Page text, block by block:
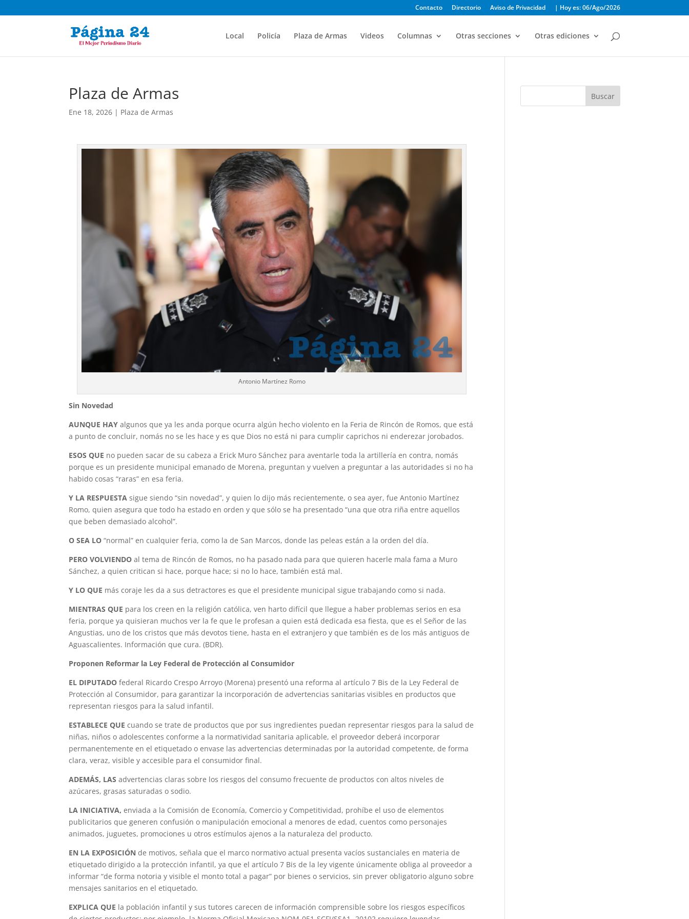
Contacto Directorio Aviso de Privacidad | Hoy es: 06/Ago/2026
Local Policía Plaza de Armas Videos Columnas Otras secciones Otras ediciones
Plaza de Armas
Ene 18, 2026 | Plaza de Armas
Antonio Martínez Romo
Sin Novedad
AUNQUE HAYalgunos que ya les anda porque ocurra algún hecho violento en la Feria de Rincón de Romos, que está
a punto de concluir, nomás no se les hace y es que Dios no está ni para cumplir caprichos ni enderezar jorobados.
ESOS QUE no pueden sacar de su cabeza a Erick Muro Sánchez para aventarle toda la artillería en contra, nomás
porque es un presidente municipal emanado de Morena, preguntan y vuelven a preguntar a las autoridades si no ha
habido cosas “raras” en esa feria.
Y LA RESPUESTAsigue siendo “sin novedad”, y quien lo dijo más recientemente, o sea ayer, fue Antonio Martínez
Romo, quien asegura que todo ha estado en orden y que sólo se ha presentado “una que otra riña entre aquellos
que beben demasiado alcohol”.
O SEA LO“normal” en cualquier feria, como la de San Marcos, donde las peleas están a la orden del día.
PERO VOLVIENDOal tema de Rincón de Romos, no ha pasado nada para que quieren hacerle mala fama a Muro
Sánchez, a quien critican si hace, porque hace; si no lo hace, también está mal.
Y LO QUE más coraje les da a sus detractores es que el presidente municipal sigue trabajando como si nada.
MIENTRAS QUE para los creen en la religión católica, ven harto difícil que llegue a haber problemas serios en esa
feria, porque ya quisieran muchos ver la fe que le profesan a quien está dedicada esa fiesta, que es el Señor de las
Angustias, uno de los cristos que más devotos tiene, hasta en el extranjero y que también es de los más antiguos de
Aguascalientes. Información que cura. (BDR).
Proponen Reformar la Ley Federal de Protección al Consumidor
EL DIPUTADOfederal Ricardo Crespo Arroyo (Morena) presentó una reforma al artículo 7 Bis de la Ley Federal de
Protección al Consumidor, para garantizar la incorporación de advertencias sanitarias visibles en productos que
representan riesgos para la salud infantil.
ESTABLECE QUEcuando se trate de productos que por sus ingredientes puedan representar riesgos para la salud de
niñas, niños o adolescentes conforme a la normatividad sanitaria aplicable, el proveedor deberá incorporar
permanentemente en el etiquetado o envase las advertencias determinadas por la autoridad competente, de forma
clara, veraz, visible y accesible para el consumidor final.
ADEMÁS, LASadvertencias claras sobre los riesgos del consumo frecuente de productos con altos niveles de
azúcares, grasas saturadas o sodio.
LA INICIATIVA,enviada a la Comisión de Economía, Comercio y Competitividad, prohíbe el uso de elementos
publicitarios que generen confusión o manipulación emocional a menores de edad, cuentos como personajes
animados, juguetes, promociones u otros estímulos ajenos a la naturaleza del producto.
EN LA EXPOSICIÓNde motivos, señala que el marco normativo actual presenta vacíos sustanciales en materia de
etiquetado dirigido a la protección infantil, ya que el artículo 7 Bis de la ley vigente únicamente obliga al proveedor a
informar “de forma notoria y visible el monto total a pagar” por bienes o servicios, sin prever obligatorio alguno sobre
mensajes sanitarios en el etiquetado.
EXPLICA QUE la población infantil y sus tutores carecen de información comprensible sobre los riesgos específicos
Buscar